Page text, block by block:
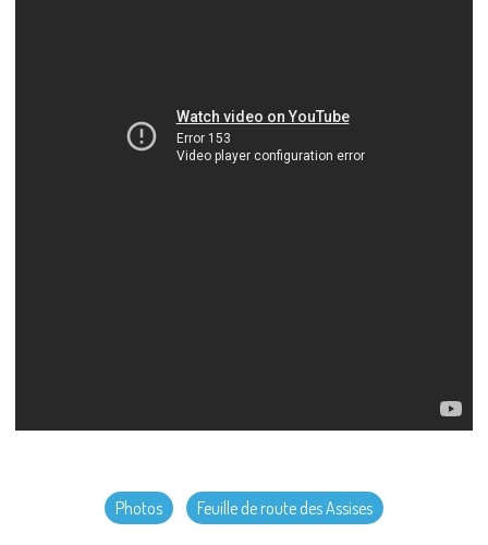
Photos Feuille de route des Assises